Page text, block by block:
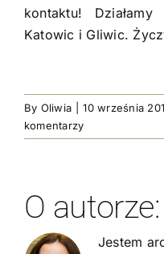
kontaktu!
Katowic i Gliwic.
By Oliwia 10 września
komentarzy
O autorze:
Jestem